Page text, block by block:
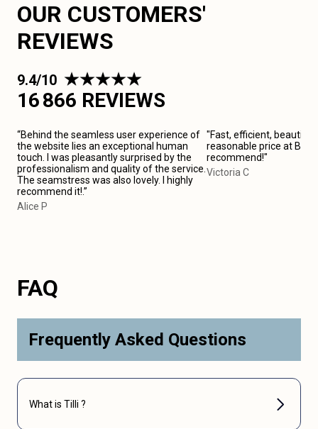
OUR CUSTOMERS'
REVIEWS
9.4/10
16 866 REVIEWS
“Behind the seamless user experience of
the website lies an exceptional human
touch. I was pleasantly surprised by the
professionalism and quality of the service.
The seamstress was also lovely. I highly
recommend it!.”
Alice P
"Fast, efficient, beautiful
reasonable price at
recommend!"
Victoria C
FAQ
Frequently Asked Questions
What is Tilli ?